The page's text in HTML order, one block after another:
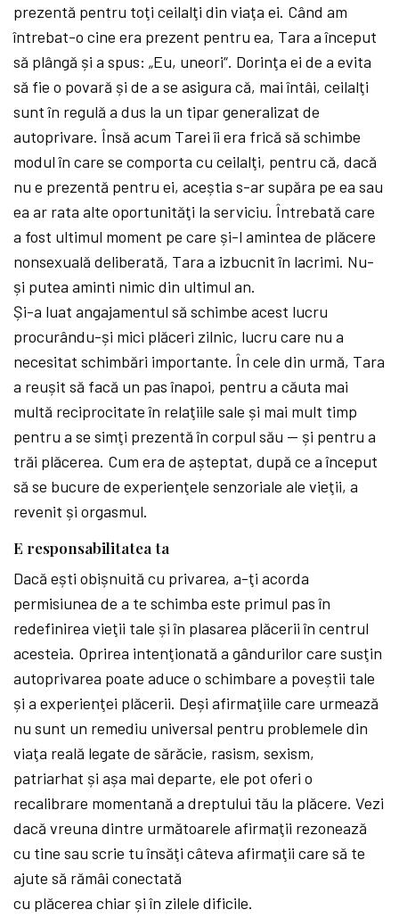
prezentă pentru toţi ceilalţi din viaţa ei. Când am
întrebat-o cine era prezent pentru ea, Tara a început
să plângă și a spus: „Eu, uneori“. Dorinţa ei de a evita
să fie o povară și de a se asigura că, mai întâi, ceilalţi
sunt în regulă a dus la un tipar generalizat de
autoprivare. Însă acum Tarei îi era frică să schimbe
modul în care se comporta cu ceilalţi, pentru că, dacă
nu e prezentă pentru ei, aceștia s-ar supăra pe ea sau
ea ar rata alte oportunităţi la serviciu. Întrebată care
a fost ultimul moment pe care și-l amintea de plăcere
nonsexuală deliberată, Tara a izbucnit în lacrimi. Nu-
și putea aminti nimic din ultimul an.
Și-a luat angajamentul să schimbe acest lucru
procurându-și mici plăceri zilnic, lucru care nu a
necesitat schimbări importante. În cele din urmă, Tara
a reușit să facă un pas înapoi, pentru a căuta mai
multă reciprocitate în relaţiile sale și mai mult timp
pentru a se simţi prezentă în corpul său — și pentru a
trăi plăcerea. Cum era de așteptat, după ce a început
să se bucure de experienţele senzoriale ale vieţii, a
revenit și orgasmul.
E responsabilitatea ta
Dacă ești obișnuită cu privarea, a-ţi acorda
permisiunea de a te schimba este primul pas în
redefinirea vieţii tale și în plasarea plăcerii în centrul
acesteia. Oprirea intenţionată a gândurilor care susţin
autoprivarea poate aduce o schimbare a poveștii tale
și a experienţei plăcerii. Deși afirmaţiile care urmează
nu sunt un remediu universal pentru problemele din
viaţa reală legate de sărăcie, rasism, sexism,
patriarhat și așa mai departe, ele pot oferi o
recalibrare momentană a dreptului tău la plăcere. Vezi
dacă vreuna dintre următoarele afirmaţii rezonează
cu tine sau scrie tu însăţi câteva afirmaţii care să te
ajute să rămâi conectată
cu plăcerea chiar și în zilele dificile.